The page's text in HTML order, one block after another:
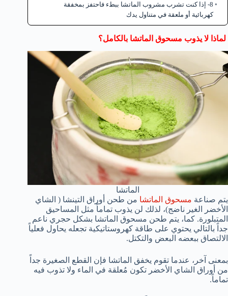
8- إذا كنت تشرب مشروب الماتشا ببطء فاحتفز بمخفقة
كهربائية أو ملعقة في متناول يدك
لماذا لا يذوب مسحوق الماتشا بالكامل؟
الماتشا
يتم صناعة مسحوق الماتشا من طحن أوراق التينشا ( الشاي
الأخضر الغير ناضج)، لذلك لن يذوب تماماً مثل المساحيق
المتبلورة. كما، يتم طحن مسحوق الماتشا بشكل حجري ناعم
جداً بالتالي يحتوي على طاقة كهروستاتيكية تجعله يحاول فعلياً
الالتصاق ببعضه البعض والتكتل.
بمعنى آخر، عندما تقوم يخفق الماتشا فإن القطع الصغيرة جداً
من أوراق الشاي الأخضر تكون مُعلقة في الماء ولا تذوب فيه
تماماً.